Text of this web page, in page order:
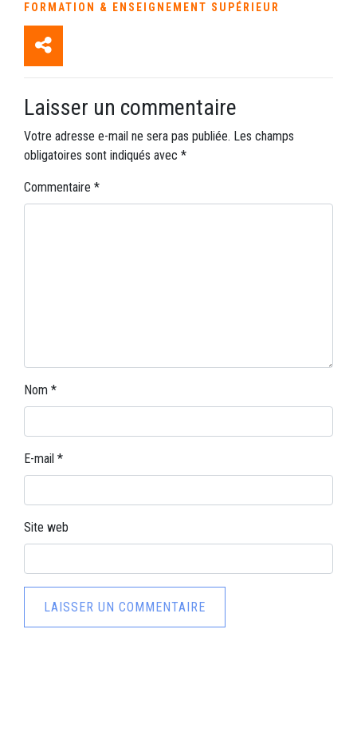
FORMATION & ENSEIGNEMENT SUPÉRIEUR
Laisser un commentaire
Votre adresse e-mail ne sera pas publiée. Les champs
obligatoires sont indiqués avec *
Commentaire *
Nom *
E-mail *
Site web